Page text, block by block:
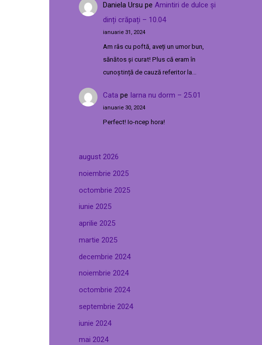
Daniela Ursu pe Amintiri de dulce și
dinți crăpați – 10.04
ianuarie 31, 2024
Am râs cu poftă, aveți un umor bun,
sănătos și curat! Plus că eram în
cunoștință de cauză referitor la…
Cata pe Iarna nu dorm – 25.01
ianuarie 30, 2024
Perfect! Io-ncep hora!
august 2026
noiembrie 2025
octombrie 2025
iunie 2025
aprilie 2025
martie 2025
decembrie 2024
noiembrie 2024
octombrie 2024
septembrie 2024
iunie 2024
mai 2024